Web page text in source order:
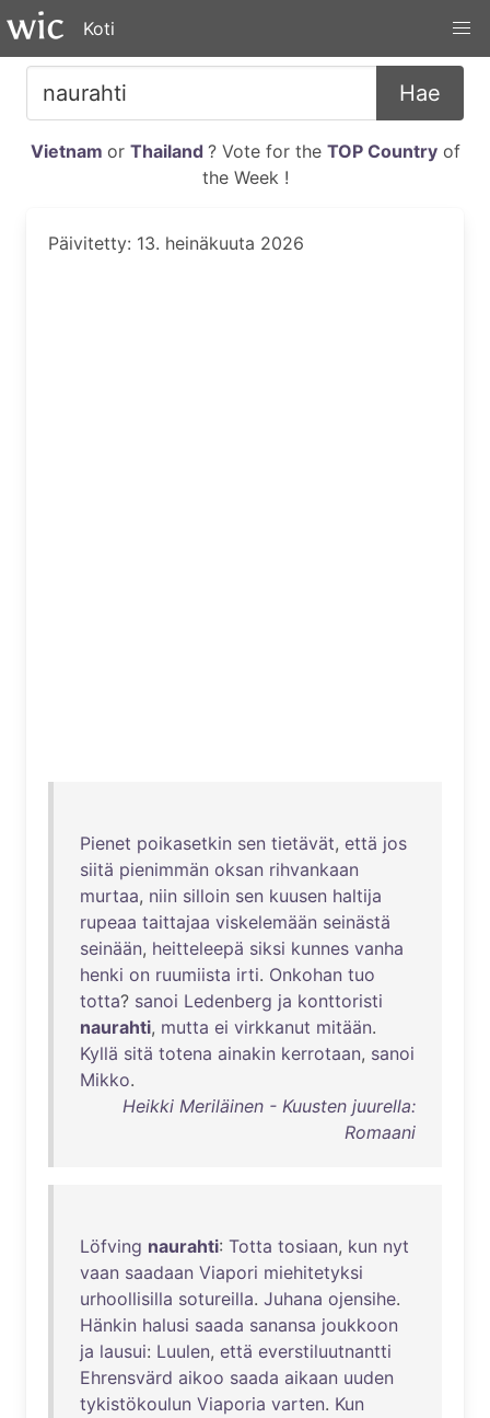
Koti
Hae
Vietnam or Thailand ? Vote for the TOP Countryof
the Week !
Päivitetty: 13. heinäkuuta 2026
Pienet poikasetkin sen tietävät, että jos
siitä pienimmän oksan rihvankaan
murtaa, niin silloin sen kuusen haltija
rupeaa taittajaa viskelemään seinästä
seinään, heitteleepä siksi kunnes vanha
henki on ruumiista irti. Onkohan tuo
totta? sanoi Ledenberg ja konttoristi
naurahti, mutta ei virkkanut mitään.
Kyllä sitä totena ainakin kerrotaan, sanoi
Mikko.
Heikki Meriläinen - Kuusten juurella:
Romaani
Löfving naurahti: Totta tosiaan, kun nyt
vaan saadaan Viapori miehitetyksi
urhoollisilla sotureilla. Juhana ojensihe.
Hänkin halusi saada sanansa joukkoon
ja lausui: Luulen, että everstiluutnantti
Ehrensvärd aikoo saada aikaan uuden
tykistökoulun Viaporia varten. Kun